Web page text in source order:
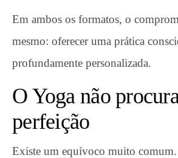
Em ambos os formatos, o
mesmo: oferecer uma prática
profundamente personalizada.
O Yoga não
perfeição
Existe um equívoco muito comum.